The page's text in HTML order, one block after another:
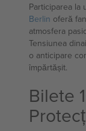
Participarea la
Berlin oferă
atmosfera
Tensiunea
o anticipare
împărtășit.
Bilete